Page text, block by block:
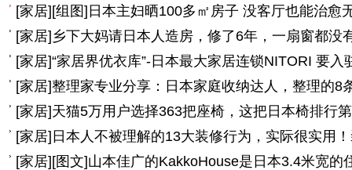
[家居] [组图] 日本主妇晒100多㎡房子 没客厅也能治愈
[家居] 乡下大妈请日本人造房，修了6年，一扇窗都没
[家居]“家居界优衣库”-日本最大家居连锁NITORI 要入
[家居]整理家专业分享：日本家庭收纳达人，整理的8
[家居]天猫5万用户选择363把座椅，这把日本椅排行
[家居] 日本人不被理解的13大装修行为，实际很实用
[家居] [图文]山本佳广的KakkoHouse是日本3.4米宽的